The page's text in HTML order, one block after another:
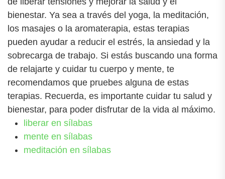
bienestar. Ya sea a través del yoga, la meditación,
los masajes o la aromaterapia, estas terapias
pueden ayudar a reducir el estrés, la ansiedad y la
sobrecarga de trabajo. Si estás buscando una forma
de relajarte y cuidar tu cuerpo y mente, te
recomendamos que pruebes alguna de estas
terapias. Recuerda, es importante cuidar tu salud y
bienestar, para poder disfrutar de la vida al máximo.
liberar en sílabas
mente en sílabas
meditación en sílabas